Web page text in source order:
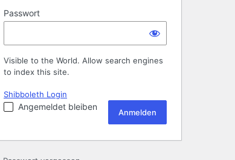
Passwort
Visible to the World. Allow search engines
to index this site.
Shibboleth Login
Angemeldet bleiben